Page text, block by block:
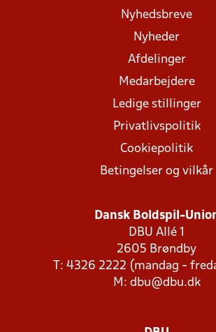
Nyhedsbreve
Nyheder
Afdelinger
Medarbejdere
Ledige stillinger
Privatlivspolitik
Cookiepolitik
Betingelser og vilkår
Dansk Boldspil-
DBU Allé 1
2605 Brøndby
T: 4326 2222 (mandag -
M: dbu@dbu.dk